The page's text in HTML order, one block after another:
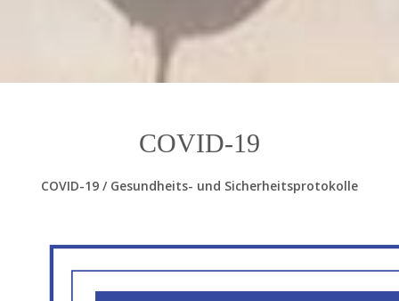
COVID-19
COVID-19 / Gesundheits- und Sicherheitsprotokolle